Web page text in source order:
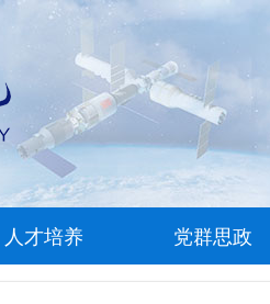
人才培养 党群思政